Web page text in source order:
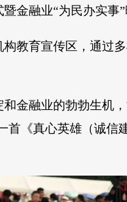
金融业“为民办实事”
教育宣传区，通过
金融业的勃勃生机
首《真心英雄（诚信